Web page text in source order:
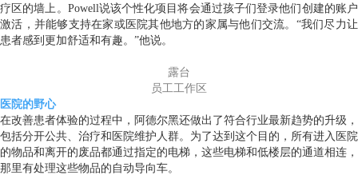
疗区的墙上。Powell说该个性化项目将会通过孩子们登录他们创建的账户
激活，并能够支持在家或医院其他地方的家属与他们交流。“我们尽力让
患者感到更加舒适和有趣。”他说。
露台
员工工作区
医院的野心
在改善患者体验的过程中，阿德尔黑还做出了符合行业最新趋势的升级，
包括分开公共、治疗和医院维护人群。为了达到这个目的，所有进入医院
的物品和离开的废品都通过指定的电梯，这些电梯和低楼层的通道相连，
那里有处理这些物品的自动导向车。